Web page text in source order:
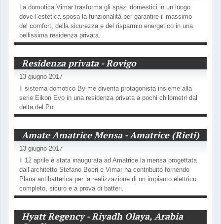
La domotica Vimar trasforma gli spazi domestici in un luogo
dove l’estetica sposa la funzionalità per garantire il massimo
del comfort, della sicurezza e del risparmio energetico in una
bellissima residenza privata.
Residenza privata - Rovigo
13 giugno 2017
Il sistema domotico By-me diventa protagonista insieme alla
serie Eikon Evo in una residenza privata a pochi chilometri dal
delta del Po.
Amate Amatrice Mensa - Amatrice (Rieti)
13 giugno 2017
Il 12 aprile è stata inaugurata ad Amatrice la mensa progettata
dall’architetto Stefano Boeri e Vimar ha contribuito fornendo
Plana antibatterica per la realizzazione di un impianto elettrico
completo, sicuro e a prova di batteri.
Hyatt Regency - Riyadh Olaya, Arabia